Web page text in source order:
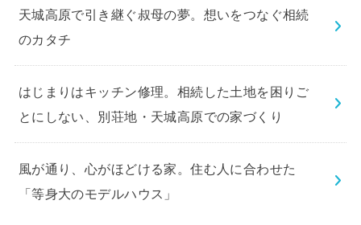
天城高原で引き継ぐ叔母の夢。想いをつなぐ相続
のカタチ
はじまりはキッチン修理。相続した土地を困りご
とにしない、別荘地・天城高原での家づくり
風が通り、心がほどける家。住む人に合わせた
「等身大のモデルハウス」